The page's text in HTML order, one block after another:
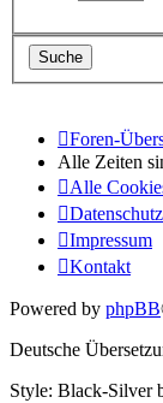
Foren-
Alle Zeiten
Alle
Impressum
Kontakt
Powered by phpBB
Deutsche
Style: Black-Silver